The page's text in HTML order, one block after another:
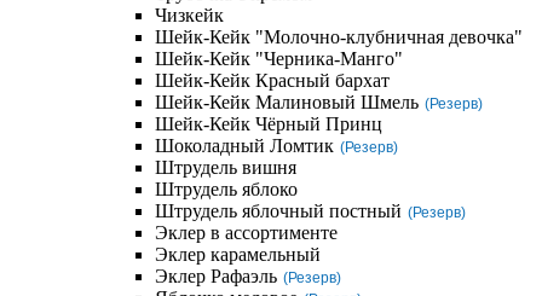
Чизкейк
Шейк-Кейк "Молочно-клубничная девочка"
Шейк-Кейк "Черника-Манго"
Шейк-Кейк Красный бархат
Шейк-Кейк Малиновый Шмель (Резерв)
Шейк-Кейк Чёрный Принц
Шоколадный Ломтик (Резерв)
Штрудель вишня
Штрудель яблоко
Штрудель яблочный постный (Резерв)
Эклер в ассортименте
Эклер карамельный
Эклер Рафаэль (Резерв)